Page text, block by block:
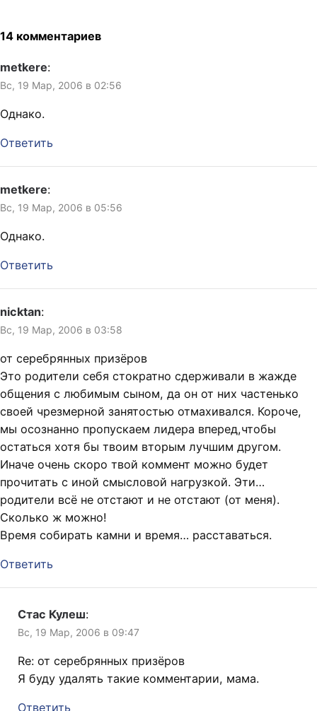
обрамленной золотой
каймой. Отношение
ширины к длине 1:2. Серп и
молот вписываются в
квадрат, сторона которого
14 комментариев
metkere:
Вс, 19 Мар, 2006 в 02:56
Однако.
Ответить
metkere:
Вс, 19 Мар, 2006 в 05:56
Однако.
Ответить
nicktan:
Вс, 19 Мар, 2006 в 03:58
от серебрянных призёров
Это родители себя стократно сдерживали в жажде
общения с любимым сыном, да он от них частенько
своей чрезмерной занятостью отмахивался. Короче,
мы осознанно пропускаем лидера вперед,чтобы
остаться хотя бы твоим вторым лучшим другом.
Иначе очень скоро твой коммент можно будет
прочитать с иной смысловой нагрузкой. Эти…
родители всё не отстают и не отстают (от меня).
Сколько ж можно!
Время собирать камни и время… расставаться.
Ответить
Стас Кулеш:
Вс, 19 Мар, 2006 в 09:47
Re: от серебрянных призёров
Я буду удалять такие комментарии, мама.
Ответить